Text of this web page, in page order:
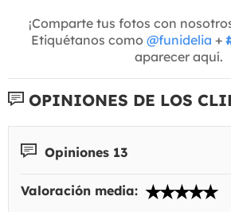
¡Comparte tus fotos con
Etiquétanos como @funidelia +
aparecer aquí.
OPINIONES DE LOS
Opiniones 13
Valoración media: